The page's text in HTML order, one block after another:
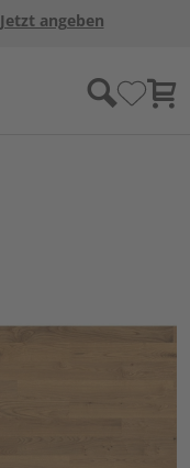
Jetzt angeben